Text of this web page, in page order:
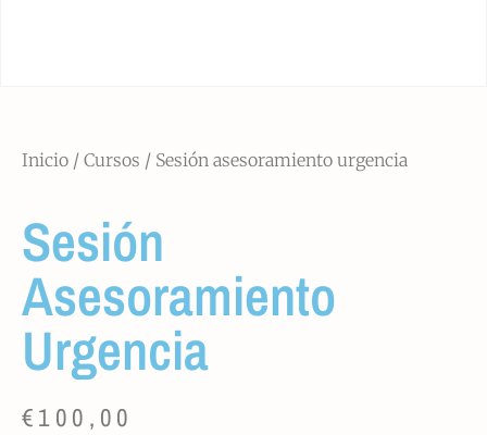
Inicio / Cursos / Sesión asesoramiento urgencia
Sesión
Asesoramiento
Urgencia
€100,00